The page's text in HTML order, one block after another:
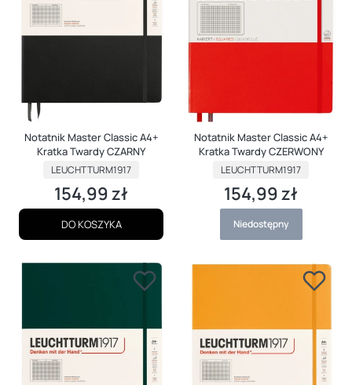
Notatnik Master Classic A4+
Kratka Twardy CZARNY
PRODUCENT
LEUCHTTURM1917
Cena
154,99 zł
DO KOSZYKA
Notatnik Master Classic A4+
Kratka Twardy CZERWONY
PRODUCENT
LEUCHTTURM1917
Cena
154,99 zł
Niedostępny